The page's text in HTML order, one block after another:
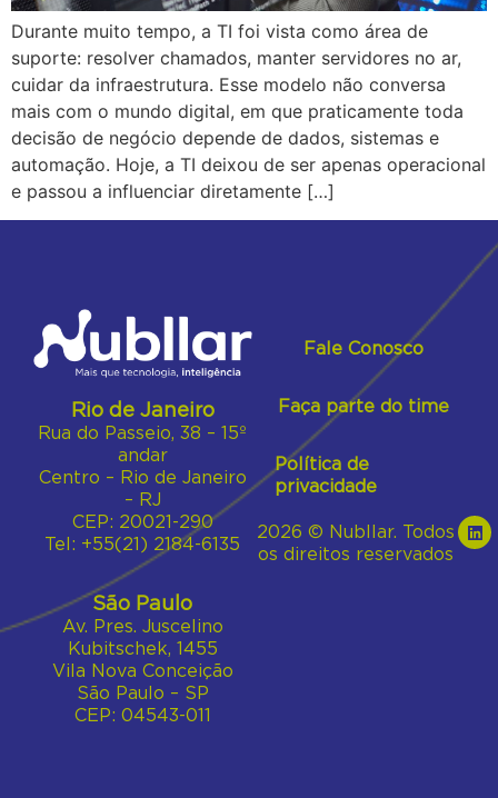
Durante muito tempo, a TI foi vista como área de
suporte: resolver chamados, manter servidores no ar,
cuidar da infraestrutura. Esse modelo não conversa
mais com o mundo digital, em que praticamente toda
decisão de negócio depende de dados, sistemas e
automação. Hoje, a TI deixou de ser apenas operacional
e passou a influenciar diretamente […]
Rio de Janeiro
Rua do Passeio, 38 – 15º
andar
Centro – Rio de Janeiro
– RJ
CEP: 20021-290
Tel: +55(21) 2184-6135
São Paulo
Av. Pres. Juscelino
Kubitschek, 1455
Vila Nova Conceição
São Paulo – SP
CEP: 04543-011
Fale Conosco
Faça parte do time
Política de
privacidade
2026 © Nubllar. Todos
os direitos reservados